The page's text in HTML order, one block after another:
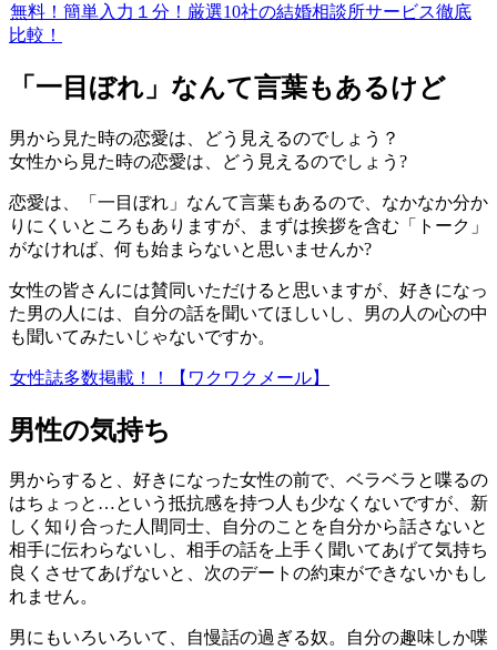
無料！簡単入力１分！厳選10社の結婚相談所サービス徹底
比較！
「一目ぼれ」なんて言葉もあるけど
男から見た時の恋愛は、どう見えるのでしょう？
女性から見た時の恋愛は、どう見えるのでしょう?
恋愛は、「一目ぼれ」なんて言葉もあるので、なかなか分か
りにくいところもありますが、まずは挨拶を含む「トーク」
がなければ、何も始まらないと思いませんか?
女性の皆さんには賛同いただけると思いますが、好きになっ
た男の人には、自分の話を聞いてほしいし、男の人の心の中
も聞いてみたいじゃないですか。
女性誌多数掲載！！【ワクワクメール】
男性の気持ち
男からすると、好きになった女性の前で、ベラベラと喋るの
はちょっと…という抵抗感を持つ人も少なくないですが、新
しく知り合った人間同士、自分のことを自分から話さないと
相手に伝わらないし、相手の話を上手く聞いてあげて気持ち
良くさせてあげないと、次のデートの約束ができないかもし
れません。
男にもいろいろいて、自慢話の過ぎる奴。自分の趣味しか喋